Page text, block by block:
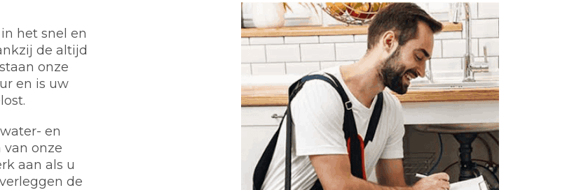
het snel en
de altijd
onze
en is uw
en
onze
aan als u
de